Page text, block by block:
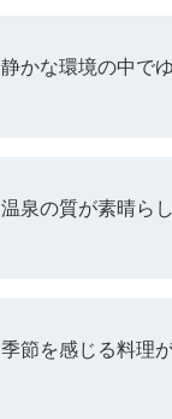
静かな環境の中で
温泉の質が素晴ら
季節を感じる料理